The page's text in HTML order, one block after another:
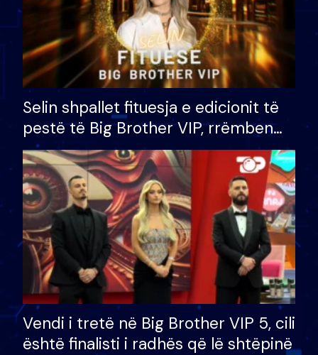
Selin shpallet fituesja e edicionit të
pestë të Big Brother VIP, rrëmben
çmimin e madh prej 100 mijë eurosh
Vendi i tretë në Big Brother VIP 5, cili
është finalisti i radhës që lë shtëpinë